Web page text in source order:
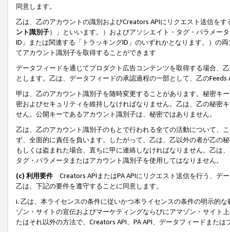
同意します。
乙は、乙のアカウントの識別およびCreators APIにリクエスト送信を
ント識別子）」といいます。）およびアソシエイト・タグ・パラメー
ID」または関連する「トラッキングID」のいずれかとなります。）の
てアカウント識別子を取得することができます
データフィードを通じてプロダクト広告コンテンツを取得する場合、
とします。乙は、データフィードの承認過程の一部として、乙の
甲は、乙のアカウント識別子を随時変更することがあります。秘密キ
密およびセキュリティを維持しなければなりません。乙は、乙の秘密
せん。公開キーであるアカウント識別子は、秘密ではありません。
乙は、乙のアカウント識別子のもとで行われる全ての活動について、
ず、全面的に責任を負います。したがって、乙は、乙以外の者が乙の
もしくは盗まれた場合、直ちに甲に連絡しなければなりません。乙は
タグ・パラメータまたはアカウント識別子を使用してはなりません。
(c) 利用要件 Creators APIまたはPA APIにリクエスト送信を行う、デ
乙は、下記の要件を遵守することに同意します。
i. 乙は、本ライセンスの条件に従いかつ本ライセンスの条件の明示的
ゾン・サイトの宣伝およびマーケティングならびにアマゾン・サイト
たはそれ以外の方法で、Creators API、PA API、データフィードまた